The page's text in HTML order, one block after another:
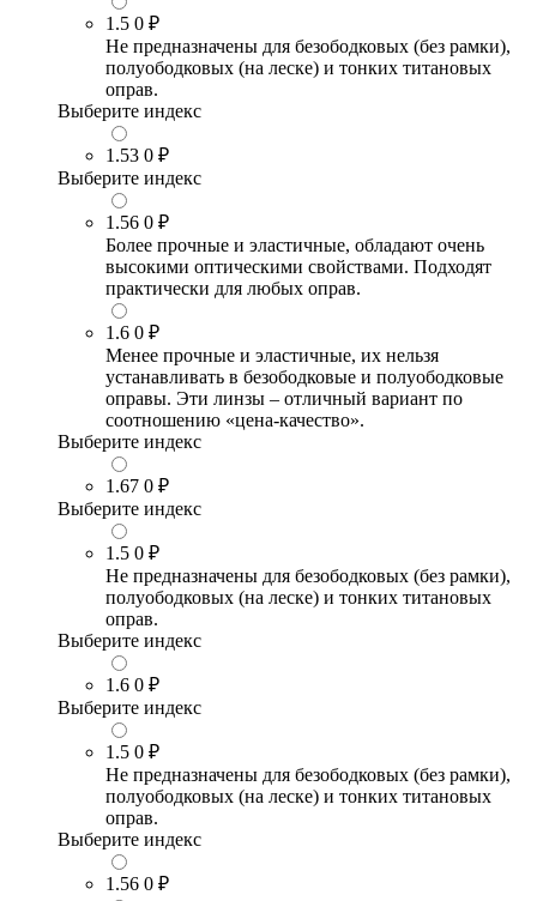
1.5 0 ₽
Не предназначены для безободковых (без рамки),
полуободковых (на леске) и тонких титановых
оправ.
Выберите индекс
1.53 0 ₽
Выберите индекс
1.56 0 ₽
Более прочные и эластичные, обладают очень
высокими оптическими свойствами. Подходят
практически для любых оправ.
1.6 0 ₽
Менее прочные и эластичные, их нельзя
устанавливать в безободковые и полуободковые
оправы. Эти линзы – отличный вариант по
соотношению «цена-качество».
Выберите индекс
1.67 0 ₽
Выберите индекс
1.5 0 ₽
Не предназначены для безободковых (без рамки),
полуободковых (на леске) и тонких титановых
оправ.
Выберите индекс
1.6 0 ₽
Выберите индекс
1.5 0 ₽
Не предназначены для безободковых (без рамки),
полуободковых (на леске) и тонких титановых
оправ.
Выберите индекс
1.56 0 ₽